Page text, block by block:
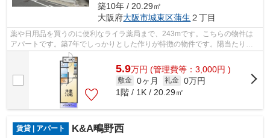
築10年 / 20.29㎡
大阪府大阪市城東区蒲生 ２丁目
薬や日用品を買うのに便利なライラ薬局まで、243mです。こちらの物件は
アパートです。築7年でしっかりとした作りが特徴の物件です。陽当たりの
良い物件です。できるだけ早めに不動産情...
5.9万円 (管理費等：3,000円 )
敷金 0ヶ月 礼金 0万円
1階 / 1K / 20.29㎡
賃貸 | アパート K&A鴫野西